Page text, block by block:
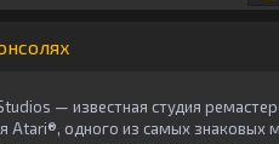
— известная студия
Atari®, одного из самых знаковых